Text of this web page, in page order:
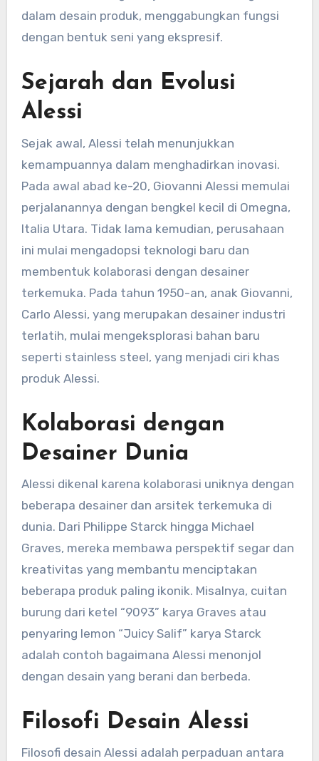
dalam desain produk, menggabungkan fungsi
dengan bentuk seni yang ekspresif.
Sejarah dan Evolusi
Alessi
Sejak awal, Alessi telah menunjukkan
kemampuannya dalam menghadirkan inovasi.
Pada awal abad ke-20, Giovanni Alessi memulai
perjalanannya dengan bengkel kecil di Omegna,
Italia Utara. Tidak lama kemudian, perusahaan
ini mulai mengadopsi teknologi baru dan
membentuk kolaborasi dengan desainer
terkemuka. Pada tahun 1950-an, anak Giovanni,
Carlo Alessi, yang merupakan desainer industri
terlatih, mulai mengeksplorasi bahan baru
seperti stainless steel, yang menjadi ciri khas
produk Alessi.
Kolaborasi dengan
Desainer Dunia
Alessi dikenal karena kolaborasi uniknya dengan
beberapa desainer dan arsitek terkemuka di
dunia. Dari Philippe Starck hingga Michael
Graves, mereka membawa perspektif segar dan
kreativitas yang membantu menciptakan
beberapa produk paling ikonik. Misalnya, cuitan
burung dari ketel “9093” karya Graves atau
penyaring lemon “Juicy Salif” karya Starck
adalah contoh bagaimana Alessi menonjol
dengan desain yang berani dan berbeda.
Filosofi Desain Alessi
Filosofi desain Alessi adalah perpaduan antara